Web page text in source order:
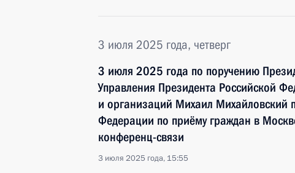
3 июля 2025 года, четверг
3 июля 2025 года по поручению
Управления Президента Российской
и организаций Михаил Михайловский
Федерации по приёму граждан в
конференц-связи
3 июля 2025 года, 15:55